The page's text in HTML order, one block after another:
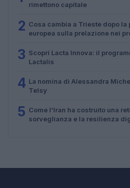
rimettono capitale
2 Cosa cambia a Trieste dopo
europea sulla prelazione nei
3 Scopri Lacta Innova: il
Lactalis
4 La nomina di Alessandra
Telsy
5 Come l’Iran ha costruito una
sorveglianza e la resilienza